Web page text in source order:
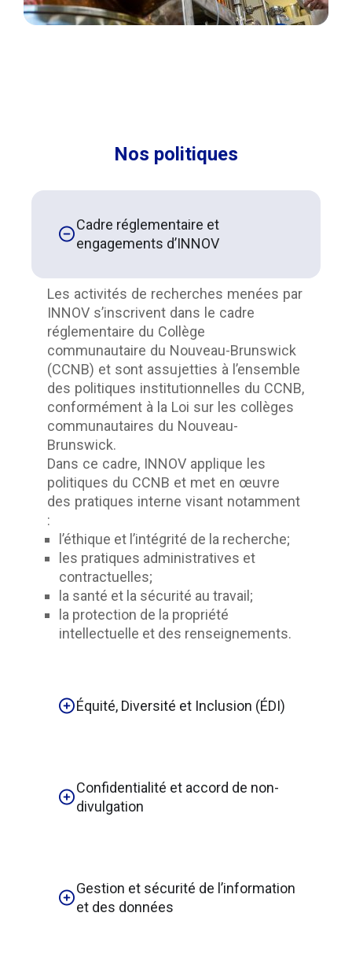
Nos politiques
Cadre réglementaire et
engagements d’INNOV
Les activités de recherches menées par
INNOV s’inscrivent dans le cadre
réglementaire du Collège
communautaire du Nouveau-Brunswick
(CCNB) et sont assujetties à l’ensemble
des politiques institutionnelles du CCNB,
conformément à la Loi sur les collèges
communautaires du Nouveau-
Brunswick.
Dans ce cadre, INNOV applique les
politiques du CCNB et met en œuvre
des pratiques interne visant notamment
:
l’éthique et l’intégrité de la recherche;
les pratiques administratives et
contractuelles;
la santé et la sécurité au travail;
la protection de la propriété
intellectuelle et des renseignements.
Équité, Diversité et Inclusion (ÉDI)
Confidentialité et accord de non-
divulgation
Gestion et sécurité de l’information
et des données